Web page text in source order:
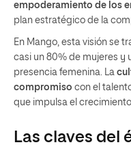
empoderamiento de los
plan estratégico de la
En Mango, esta visión se
casi un 80% de mujeres y
presencia femenina. La
compromiso con el
que impulsa el
Las claves del